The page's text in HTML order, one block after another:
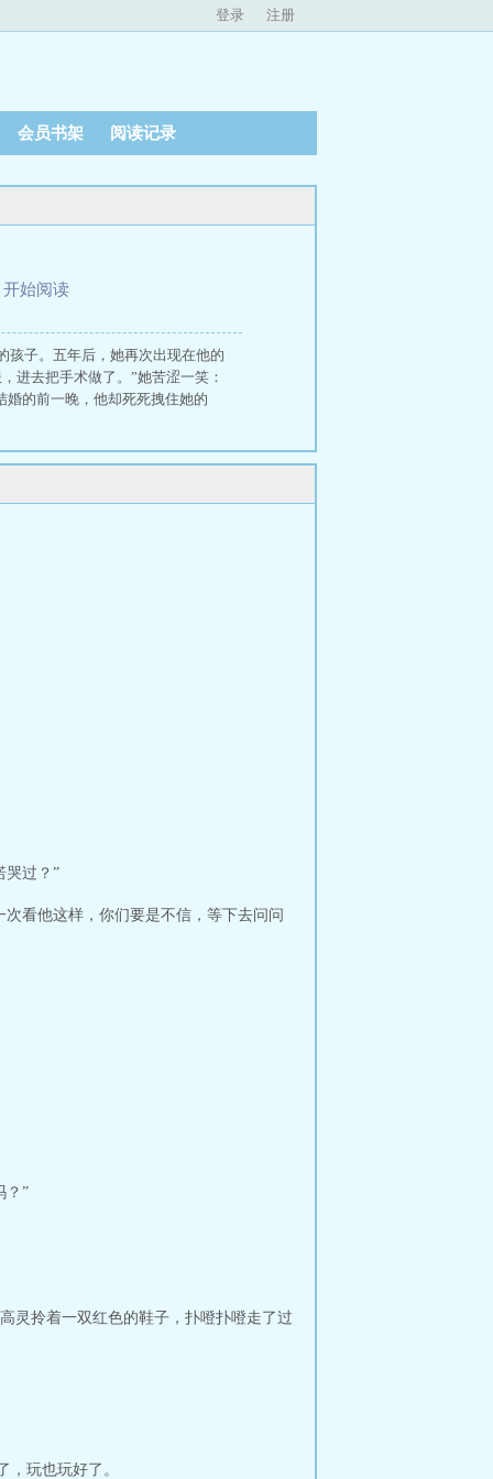
登录 注册
会员书架 阅读记录
开始阅读
孩子。五年后，她再次出现在他的
进去把手术做了。”她苦涩一笑：
婚的前一晚，他却死死拽住她的
哭过？”
看他这样，你们要是不信，等下去问问
？”
灵拎着一双红色的鞋子，扑噔扑噔走了过
玩也玩好了。